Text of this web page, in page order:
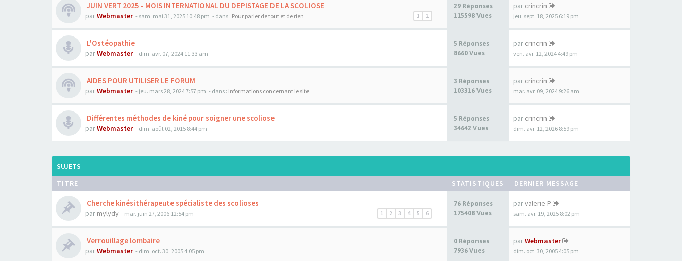
JUIN VERT 2025 - MOIS INTERNATIONAL DU DEPISTAGE DE LA SCOLIOSE
1 2
parWebmaster - sam. mai 31, 2025 10:48 pm - dans : Pour parler de tout et de rien
29 Réponses
115598 Vues
par crincrin
jeu. sept. 18, 2025 6:19 pm
L'Ostéopathie
parWebmaster - dim. avr. 07, 2024 11:33 am
5 Réponses
8660 Vues
par crincrin
ven. avr. 12, 2024 4:49 pm
AIDES POUR UTILISER LE FORUM
parWebmaster - jeu. mars 28, 2024 7:57 pm - dans : Informations concernant le site
3 Réponses
103316 Vues
par crincrin
mar. avr. 09, 2024 9:26 am
Différentes méthodes de kiné pour soigner une scoliose
parWebmaster - dim. août 02, 2015 8:44 pm
5 Réponses
34642 Vues
par crincrin
dim. avr. 12, 2026 8:59 pm
SUJETS
TITRE
STATISTIQUES DERNIER MESSAGE
Cherche kinésithérapeute spécialiste des scolioses
1 2 3 4 5 6
par mylydy - mar. juin 27, 2006 12:54 pm
76 Réponses
175408 Vues
parvalerie P
sam. avr. 19, 2025 8:02 pm
Verrouillage lombaire
parWebmaster - dim. oct. 30, 2005 4:05 pm
0 Réponses
7936 Vues
parWebmaster
dim. oct. 30, 2005 4:05 pm